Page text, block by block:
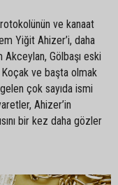
ve kanaat
Yiğit Ahizer’i, daha
Gölbaşı eski
Koçak ve başta olmak
çok sayıda ismi
Ahizer’in
bir kez daha gözler